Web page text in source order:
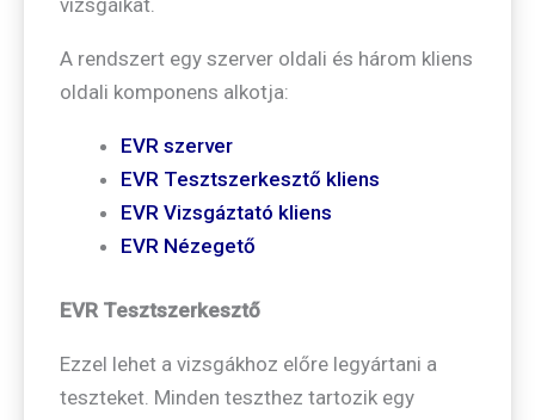
vizsgáikat.
A rendszert egy szerver oldali és három kliens
oldali komponens alkotja:
EVR szerver
EVR Tesztszerkesztő kliens
EVR Vizsgáztató kliens
EVR Nézegető
EVR Tesztszerkesztő
Ezzel lehet a vizsgákhoz előre legyártani a
teszteket. Minden teszthez tartozik egy